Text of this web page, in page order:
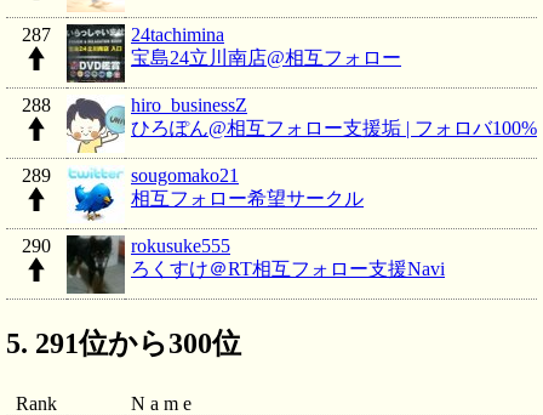
287
24tachimina
宝島24立川南店@相互フォロー
288
hiro_businessZ
ひろぽん@相互フォロー支援垢 | フォロバ100%
289
sougomako21
相互フォロー希望サークル
290
rokusuke555
ろくすけ＠RT相互フォロー支援Navi
291位から300位
Rank
N a m e